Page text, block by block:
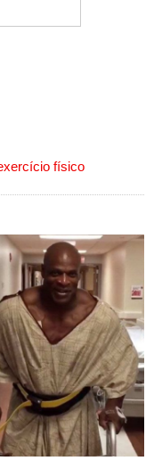
físico